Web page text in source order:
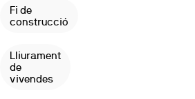
ubicados
en
línea
del
río
Fi de
construcció
Lliurament
de
vivendes